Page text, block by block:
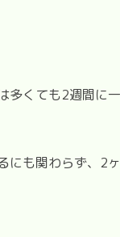
多くても2週間に
にも関わらず、2